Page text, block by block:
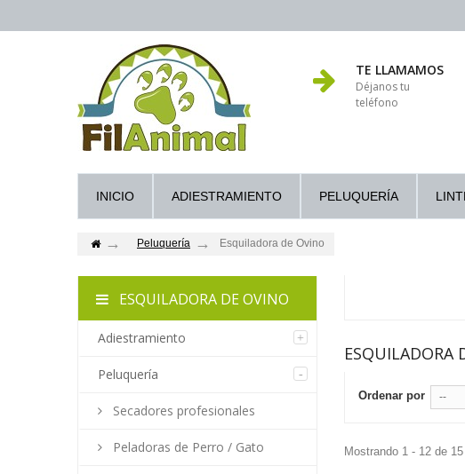
TE LLAMAMOS
Déjanos tu
teléfono
INICIO ADIESTRAMIENTO PELUQUERÍA
Peluquería Esquiladora de Ovino
ESQUILADORA DE OVINO
Adiestramiento
Peluquería
Secadores profesionales
Peladoras de Perro / Gato
ESQUILADORA
Ordenar por --
Mostrando 1 - 12 de 15